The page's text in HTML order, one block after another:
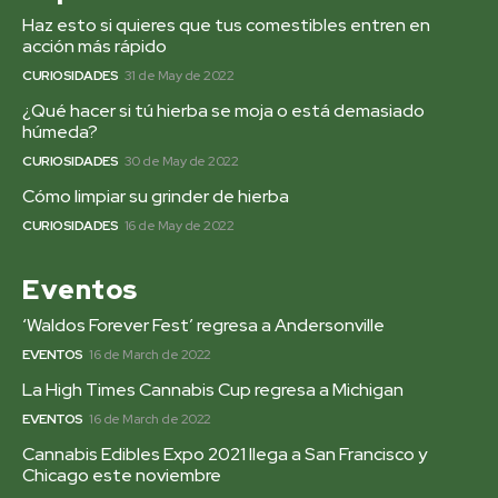
Haz esto si quieres que tus comestibles entren en
acción más rápido
CURIOSIDADES 31 de May de 2022
¿Qué hacer si tú hierba se moja o está demasiado
húmeda?
CURIOSIDADES 30 de May de 2022
Cómo limpiar su grinder de hierba
CURIOSIDADES 16 de May de 2022
Eventos
‘Waldos Forever Fest’ regresa a Andersonville
EVENTOS 16 de March de 2022
La High Times Cannabis Cup regresa a Michigan
EVENTOS 16 de March de 2022
Cannabis Edibles Expo 2021 llega a San Francisco y
Chicago este noviembre